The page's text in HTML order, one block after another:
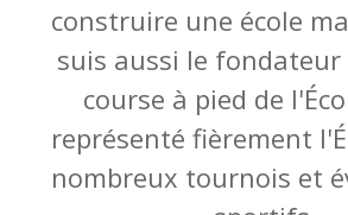
construire une école
suis aussi le fondateur
course à pied de
représenté fièrement
nombreux tournois et